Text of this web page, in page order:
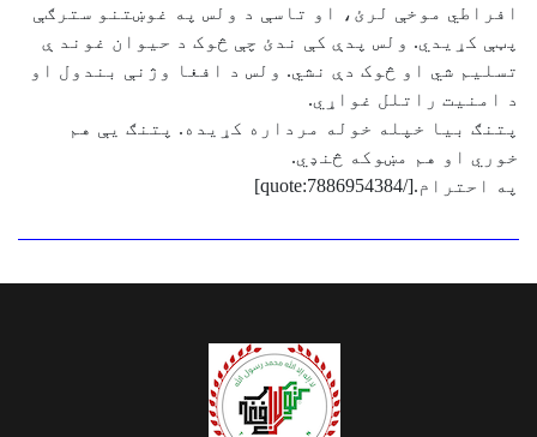
افراطي موخې لرئ، او تاسې د ولس په غوښتنو سترګې
پټې کړیدي. ولس پدې کې ندئ چې څوک د حیوان غوند ې
تسلیم شي او څوک دې نشي. ولس د افغا وژنې بندول او
د امنیت راتلل غواړي.
پتنګ بیا خپله خوله مرداره کړیده. پتنګ یې هم
خوري او هم مښوکه څنډي.
په احترام.[/quote:7886954384]